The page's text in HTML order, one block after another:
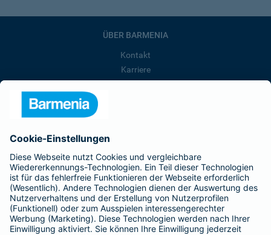
ÜBER BARMENIA
Kontakt
Karriere
Barmenia ist Teil der BarmeniaGothaer
BELIEBTE SEITEN
Kranken-Zusatzversicherung
Tierversicherungen
Haftpflichtversicherung
Hausratversicherung